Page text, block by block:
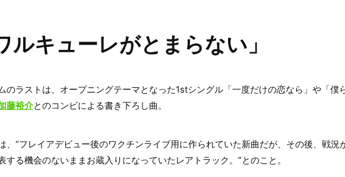
ルキューレがとまらない」
のラストは、オープニングテーマとなった1stシングル「一度だけの恋なら」や「僕
藤裕介とのコンビによる書き下ろし曲。
、“フレイアデビュー後のワクチンライブ用に作られていた新曲だが、その後、戦況
する機会のないままお蔵入りになっていたレアトラック。”とのこと。